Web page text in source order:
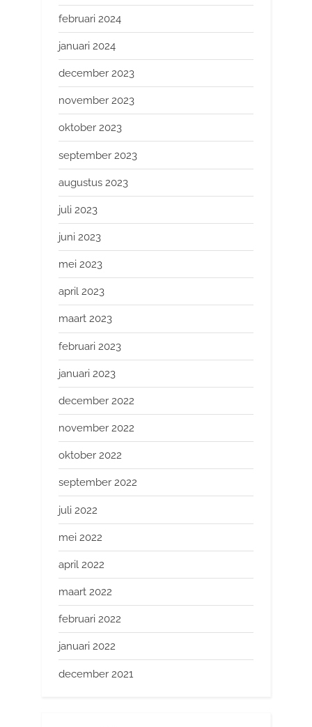
februari 2024
januari 2024
december 2023
november 2023
oktober 2023
september 2023
augustus 2023
juli 2023
juni 2023
mei 2023
april 2023
maart 2023
februari 2023
januari 2023
december 2022
november 2022
oktober 2022
september 2022
juli 2022
mei 2022
april 2022
maart 2022
februari 2022
januari 2022
december 2021